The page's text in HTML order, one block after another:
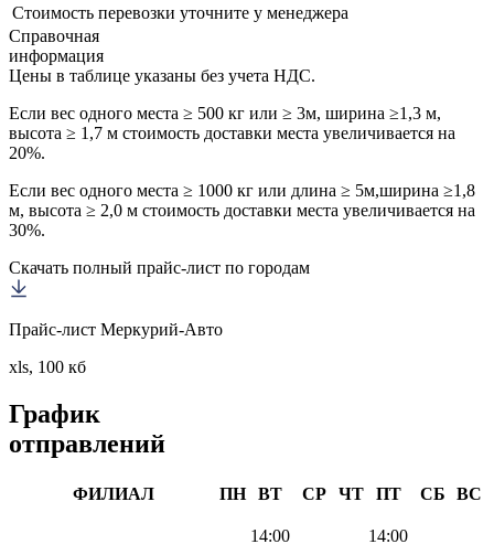
Стоимость перевозки уточните у менеджера
Справочная
информация
Цены в таблице указаны без учета НДС.
Если вес одного места ≥ 500 кг или ≥ 3м, ширина ≥1,3 м,
высота ≥ 1,7 м стоимость доставки места увеличивается на
20%.
Если вес одного места ≥ 1000 кг или длина ≥ 5м,ширина ≥1,8
м, высота ≥ 2,0 м стоимость доставки места увеличивается на
30%.
Скачать полный прайс-лист по городам
Прайс-лист Меркурий-Авто
xls, 100 кб
График
отправлений
ФИЛИАЛ ПН ВТ СР ЧТ ПТ СБ ВС
14:00
14:00